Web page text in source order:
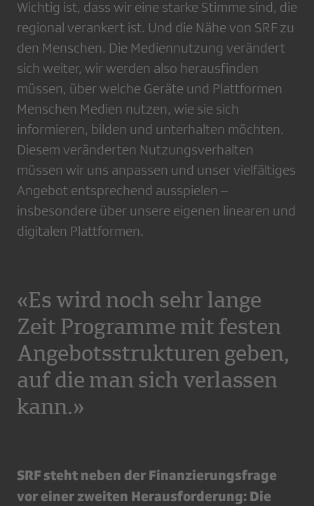
Wichtig ist, dass wir eine starke Stimme sind, die
regional verankert ist. Und die Nähe von SRF zu
den Menschen. Die Mediennutzung verändert
sich weiter, wir werden also herausfinden
müssen, über welche Geräte und Plattformen
Menschen Medien nutzen, wie sie sich
informieren, bilden und unterhalten möchten.
Diesem veränderten Nutzungsverhalten
müssen wir uns anpassen und unser vielfältiges
Angebot entsprechend ausspielen –
insbesondere über unsere eigenen linearen und
digitalen Plattformen.
«Es wird noch sehr lange
Zeit Programme mit festen
Angebotsstrukturen geben,
auf die man sich verlassen
kann.»
SRF steht neben der Finanzierungsfrage
vor einer zweiten Herausforderung: Die